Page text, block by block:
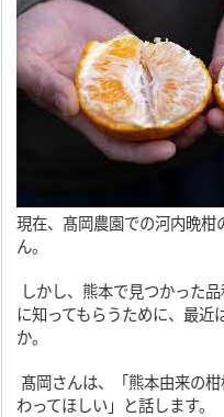
現在、髙岡農園での河内晩
ん。
しかし、熊本で見つかった
に知ってもらうために、最近
か。
髙岡さんは、「熊本由来の
わってほしい」と話します。